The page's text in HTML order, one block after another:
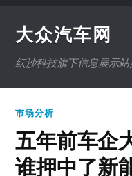
大众汽车网
纭沙科技旗下信息展示站
市场分析
五年前车企
谁押中了新